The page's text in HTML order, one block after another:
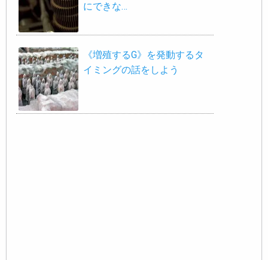
にできな…
《増殖するG》を発動するタ
イミングの話をしよう